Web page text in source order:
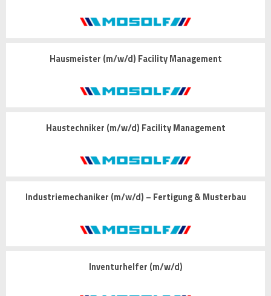
Hausmeister (m/w/d) Facility Management
Haustechniker (m/w/d) Facility Management
Industriemechaniker (m/w/d) – Fertigung & Musterbau
Inventurhelfer (m/w/d)